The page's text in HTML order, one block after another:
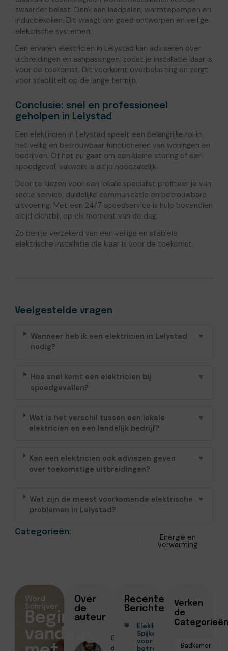
zwaarder belast. Denk aan laadpalen, warmtepompen en
inductiekoken. Dit vraagt om goed ontworpen en veilige
elektrische systemen.
Een ervaren elektricien in Lelystad kan adviseren over
uitbreidingen en aanpassingen, zodat je installatie klaar is
voor de toekomst. Dit voorkomt overbelasting en zorgt
voor stabiliteit op de lange termijn.
Conclusie: snel en professioneel
geholpen in Lelystad
Een elektricien in Lelystad speelt een belangrijke rol in
het veilig en betrouwbaar functioneren van woningen en
bedrijven. Of het nu gaat om een kleine storing of een
spoedgeval, vakwerk is altijd noodzakelijk.
Door te kiezen voor een lokale specialist profiteer je van
snelle service, duidelijke communicatie en betrouwbare
uitvoering. Met een 24/7 spoedservice is hulp bovendien
altijd dichtbij, op elk moment van de dag.
Zo ben je verzekerd van een veilige en stabiele
elektrische installatie die klaar is voor de toekomst.
Veelgestelde vragen
Wanneer heb ik een elektricien in Lelystad
nodig?
▼
Hoe snel komt een elektricien bij
spoedgevallen?
▼
Wat is het verschil tussen een lokale
elektricien en een landelijk bedrijf?
▼
Kan een elektricien ook adviezen geven
over toekomstige uitbreidingen?
▼
Wat zijn de meest voorkomende elektrische
problemen in Lelystad?
▼
Categorieën:
Energie en
verwarming
Over
de
auteur
Geschreven
door
Recente
Berichten
Elektricien
Spijkenisse
voor
betrouwbare
Verken
de
Categorieën
Badkamer
Word
Schrijver
Begin
vandaag